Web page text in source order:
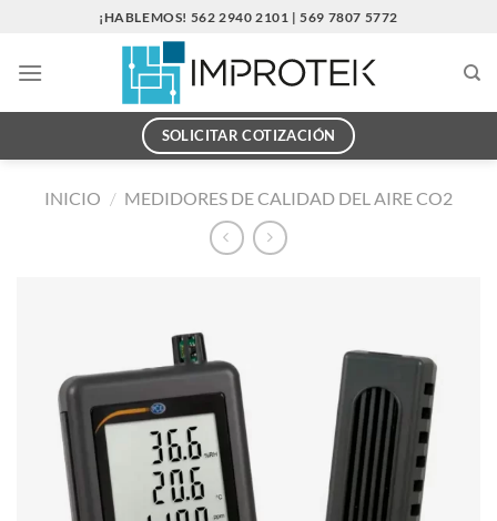
contenido
¡HABLEMOS! 562 2940 2101 | 569 7807 5772
SOLICITAR COTIZACIÓN
INICIO / MEDIDORES DE CALIDAD DEL AIRE CO2